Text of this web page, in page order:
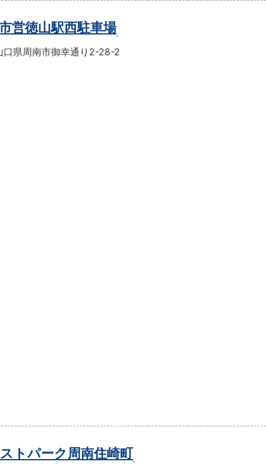
営徳山駅西駐車場
口県周南市御幸通り2-28-2
ストパーク周南住崎町